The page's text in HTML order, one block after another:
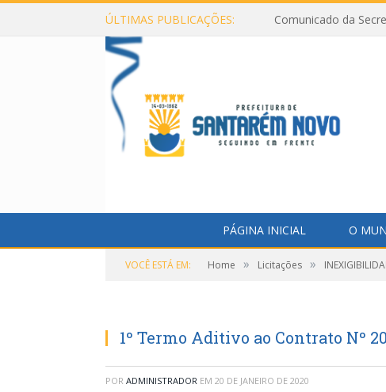
ÚLTIMAS PUBLICAÇÕES: Comunicado da
PÁGINA INICIAL O
VOCÊ ESTÁ EM: Home » Licitações »
1º Termo Aditivo ao Contrato Nº
POR ADMINISTRADOR EM 20 DE JANEIRO DE 2020